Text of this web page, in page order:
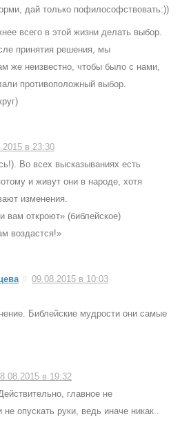
дай только пофилософствовать:))
всего в этой жизни делать выбор.
принятия решения, мы
же неизвестно, чтобы было с нами,
противоположный выбор.
в 23:30
Во всех высказываниях есть
и живут они в народе, хотя
изменения.
откроют» (библейское)
воздастся!»
09.08.2015 в 10:03
Библейские мудрости они самые
в 19:32
главное не
опускать руки, ведь иначе никак..